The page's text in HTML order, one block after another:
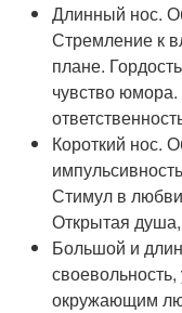
Длинный нос.
Стремление к
плане.
чувство юмора.
Короткий нос.
Стимул в
Открытая
Большой и
окружающим